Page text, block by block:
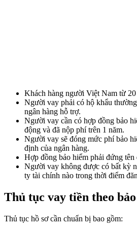
Khách hàng người Việt Nam từ
Người vay phải có hộ khẩu
ngân hàng hỗ trợ.
Người vay cần có hợp đồng bảo
động và đã nộp phí trên 1 năm.
Người vay sẽ đóng mức phí bảo
định của ngân hàng.
Hợp đồng bảo hiểm phải đứng
Người vay không được có bất kỳ
ty tài chính nào trong thời điểm
Thủ tục vay tiền theo
Thủ tục hồ sơ cần chuẩn bị bao gồm: